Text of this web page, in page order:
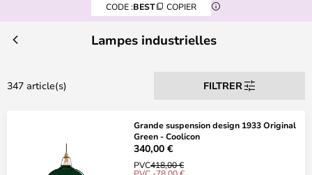
CODE :BEST COPIER
Lampes industrielles
347 article(s) FILTRER
Grande suspension design 1933 Original
Green - Coolicon
340,00 €
PVC418,00 €